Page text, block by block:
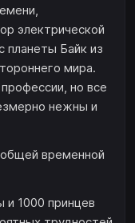
электрической
планеты Байк из
мира.
но все
нежны и
временной
и 1000 принцев